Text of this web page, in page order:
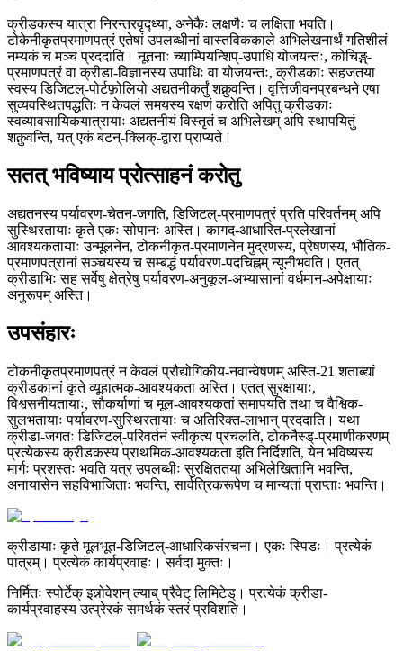
क्रीडकस्य यात्रा निरन्तरवृद्ध्या, अनेकैः लक्षणैः च लक्षिता भवति।
टोकेनीकृतप्रमाणपत्रं एतेषां उपलब्धीनां वास्तविककाले अभिलेखनार्थं गतिशीलं
नम्यकं च मञ्चं प्रददाति। नूतनाः च्याम्पियन्शिप्-उपाधिं योजयन्तः, कोचिङ्ग्-
प्रमाणपत्रं वा क्रीडा-विज्ञानस्य उपाधिः वा योजयन्तः, क्रीडकाः सहजतया
स्वस्य डिजिटल्-पोर्टफ़ोलियो अद्यतनीकर्तुं शक्नुवन्ति। वृत्तिजीवनप्रबन्धने एषा
सुव्यवस्थितपद्धतिः न केवलं समयस्य रक्षणं करोति अपितु क्रीडकाः
स्वव्यावसायिकयात्रायाः अद्यतनीयं विस्तृतं च अभिलेखम् अपि स्थापयितुं
शक्नुवन्ति, यत् एकं बटन्-क्लिक्-द्वारा प्राप्यते।
सतत् भविष्याय प्रोत्साहनं करोतु
अद्यतनस्य पर्यावरण-चेतन-जगति, डिजिटल्-प्रमाणपत्रं प्रति परिवर्तनम् अपि
सुस्थिरतायाः कृते एकः सोपानः अस्ति। कागद-आधारित-प्रलेखानां
आवश्यकतायाः उन्मूलनेन, टोकनीकृत-प्रमाणनेन मुद्रणस्य, प्रेषणस्य, भौतिक-
प्रमाणपत्रानां सञ्चयस्य च सम्बद्धं पर्यावरण-पदचिह्नम् न्यूनीभवति। एतत्
क्रीडाभिः सह सर्वेषु क्षेत्रेषु पर्यावरण-अनुकूल-अभ्यासानां वर्धमान-अपेक्षायाः
अनुरूपम् अस्ति।
उपसंहारः
टोकनीकृतप्रमाणपत्रं न केवलं प्रौद्योगिकीय-नवान्वेषणम् अस्ति-21 शताब्द्यां
क्रीडकानां कृते व्यूहात्मक-आवश्यकता अस्ति। एतत् सुरक्षायाः,
विश्वसनीयतायाः, सौकर्याणां च मूल-आवश्यकतां समापयति तथा च वैश्विक-
सुलभतायाः पर्यावरण-सुस्थिरतायाः च अतिरिक्त-लाभान् प्रददाति। यथा
क्रीडा-जगतः डिजिटल्-परिवर्तनं स्वीकृत्य प्रचलति, टोकनैस्ड्-प्रमाणीकरणम्
प्रत्येकस्य क्रीडकस्य प्राथमिक-आवश्यकता इति निर्दिशति, येन भविष्यस्य
मार्गः प्रशस्तः भवति यत्र उपलब्धीः सुरक्षिततया अभिलेखितानि भवन्ति,
अनायासेन सहविभाजिताः भवन्ति, सार्वत्रिकरूपेण च मान्यतां प्राप्ताः भवन्ति।
क्रीडायाः कृते मूलभूत-डिजिटल्-आधारिकसंरचना। एकः स्पिडः। प्रत्येकं
पात्रम्। प्रत्येकं कार्यप्रवाहः। सर्वदा मुक्तः।
निर्मितः स्पोर्टेक् इन्नोवेशन् ल्याब् प्रैवेट् लिमिटेड्। प्रत्येकं क्रीडा-
कार्यप्रवाहस्य उत्प्रेरकं समर्थकं स्तरं प्रविशति।